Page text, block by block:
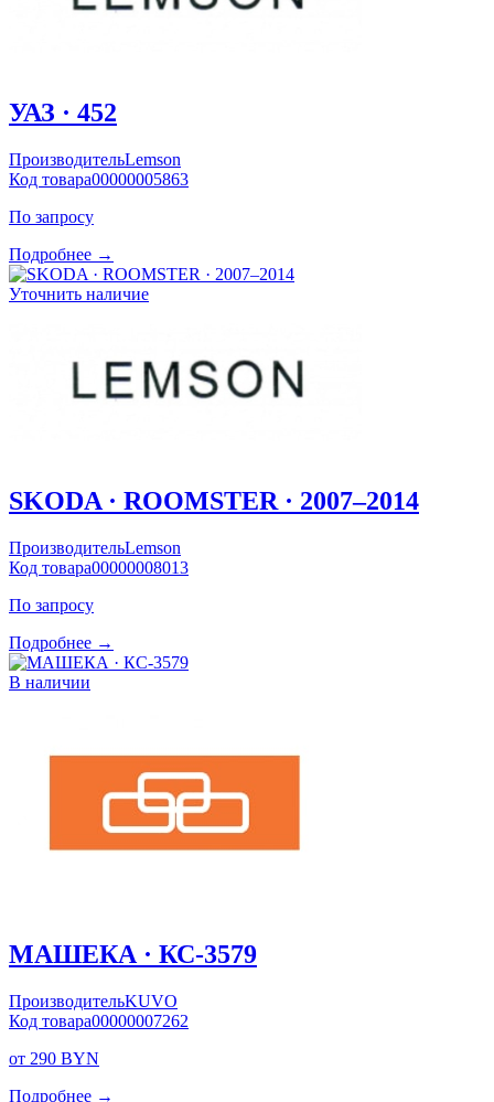
УАЗ · 452
ПроизводительLemson
Код товара00000005863
По запросу
Подробнее →
Уточнить наличие
SKODA · ROOMSTER · 2007–2014
ПроизводительLemson
Код товара00000008013
По запросу
Подробнее →
В наличии
МАШЕКА · КС-3579
ПроизводительKUVO
Код товара00000007262
от 290 BYN
Подробнее →